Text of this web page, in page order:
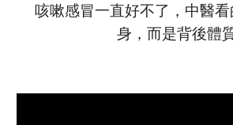
咳嗽感冒一直好不了，中醫
身，而是背後體